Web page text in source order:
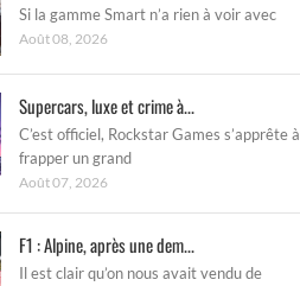
Si la gamme Smart n’a rien à voir avec
Août 08, 2026
Supercars, luxe et crime à...
C’est officiel, Rockstar Games s’apprête à
frapper un grand
Août 07, 2026
F1 : Alpine, après une dem...
Il est clair qu’on nous avait vendu de